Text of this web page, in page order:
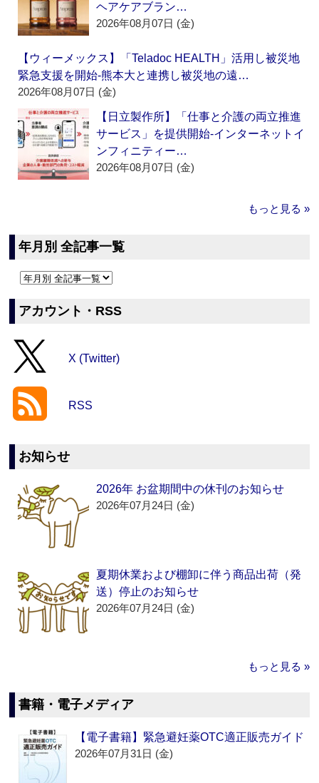
ヘアケアブラン…
2026年08月07日 (金)
【ウィーメックス】「Teladoc HEALTH」活用し被災地
緊急支援を開始‐熊本大と連携し被災地の遠…
2026年08月07日 (金)
【日立製作所】「仕事と介護の両立推進
サービス」を提供開始‐インターネットイ
ンフィニティー…
2026年08月07日 (金)
もっと見る »
年月別 全記事一覧
アカウント・RSS
X (Twitter)
RSS
お知らせ
2026年 お盆期間中の休刊のお知らせ
2026年07月24日 (金)
夏期休業および棚卸に伴う商品出荷（発
送）停止のお知らせ
2026年07月24日 (金)
もっと見る »
書籍・電子メディア
【電子書籍】緊急避妊薬OTC適正販売ガイド
2026年07月31日 (金)